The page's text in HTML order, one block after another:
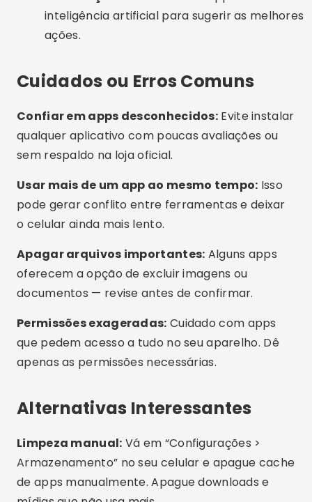
Reinicialização periódica:
Reiniciar o celular
ajuda a liberar RAM e fechar processos
Atualização de sistema:Mantenha o sistema
incluem otimizações de memória.
Usar o modo leve:Alguns celulares oferecem
modos de economia de bateria que também
limitam o uso de memória.
Modelos com mais RAM:
com 6 GB de RAM ou mais para melhor
desempenho.
Perguntas Frequentes (FAQ)
É seguro usar apps de limpeza de memória?
Preciso usar mais de um aplicativo de
Qual é o melhor aplicativo gratuito?